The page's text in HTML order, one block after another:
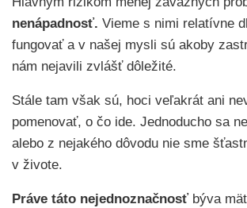
nenápadnosť. Vieme s nimi relatívne
fungovať a v našej mysli sú akoby
nám nejavili zvlášť dôležité.
Stále tam však sú, hoci veľakrát ani
pomenovať, o čo ide. Jednoducho sa
alebo z nejakého dôvodu nie sme
v živote.
Práve táto nejednoznačnosťbýva